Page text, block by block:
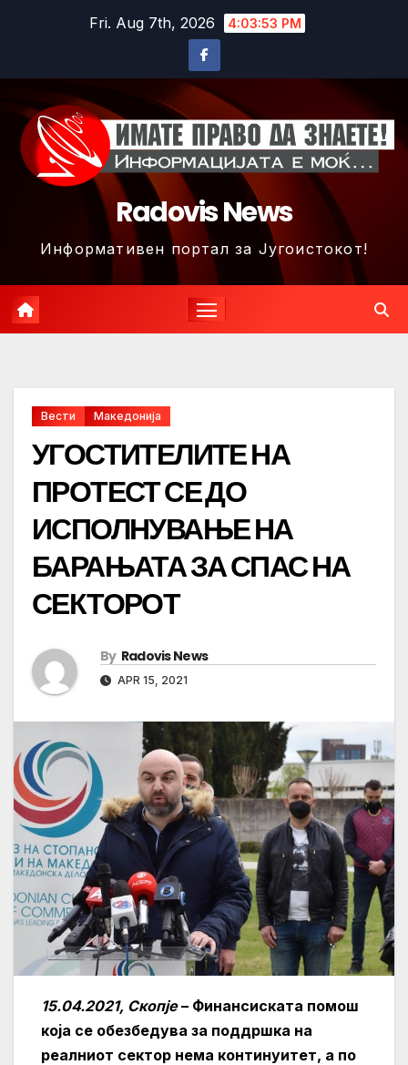
Fri. Aug 7th, 2026 4:03:55 PM
Radovis News
Информативен портал за Југоистокот!
Вести Македонија
УГОСТИТЕЛИТЕ НА
ПРОТЕСТ СЕ ДО
ИСПОЛНУВАЊЕ НА
БАРАЊАТА ЗА СПАС НА
СЕКТОРОТ
By Radovis News
APR 15, 2021
15.04.2021, Скопје– Финансиската помош
која се обезбедува за поддршка на
реалниот сектор нема континуитет, а по